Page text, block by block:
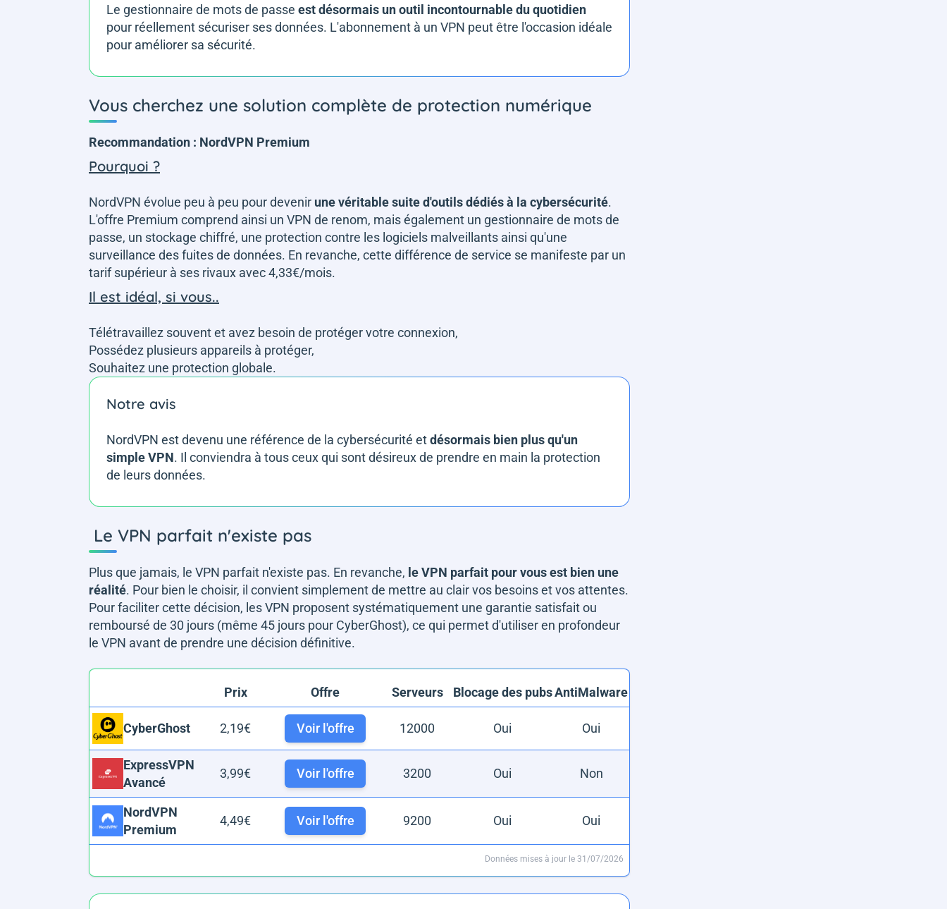
Le gestionnaire de mots de passe est désormais un outil incontournable du quotidien
pour réellement sécuriser ses données. L'abonnement à un VPN peut être l'occasion idéale
pour améliorer sa sécurité.
Vous cherchez une solution complète de protection numérique
Recommandation : NordVPN Premium
Pourquoi ?
NordVPN évolue peu à peu pour devenir une véritable suite d'outils dédiés à la cybersécurité.
L'offre Premium comprend ainsi un VPN de renom, mais également un gestionnaire de mots de
passe, un stockage chiffré, une protection contre les logiciels malveillants ainsi qu'une
surveillance des fuites de données. En revanche, cette différence de service se manifeste par un
tarif supérieur à ses rivaux avec 4,33€/mois.
Il est idéal, si vous..
Télétravaillez souvent et avez besoin de protéger votre connexion,
Possédez plusieurs appareils à protéger,
Souhaitez une protection globale.
Notre avis
NordVPN est devenu une référence de la cybersécurité etdésormais bien plus qu'un
simple VPN. Il conviendra à tous ceux qui sont désireux de prendre en main la protection
de leurs données.
Le VPN parfait n'existe pas
Plus que jamais, le VPN parfait n'existe pas. En revanche, le VPN parfait pour vous est bien une
réalité. Pour bien le choisir, il convient simplement de mettre au clair vos besoins et vos attentes.
Pour faciliter cette décision, les VPN proposent systématiquement une garantie satisfait ou
remboursé de 30 jours (même 45 jours pour CyberGhost), ce qui permet d'utiliser en profondeur
le VPN avant de prendre une décision définitive.
Prix Offre Serveurs Blocage des pubsAntiMalware
CyberGhost 2,19€ Voir l'offre 12000 Oui Oui
ExpressVPN
Avancé
3,99€ Voir l'offre 3200 Oui Non
NordVPN
Premium
4,49€ Voir l'offre 9200 Oui Oui
Données mises à jour le 31/07/2026